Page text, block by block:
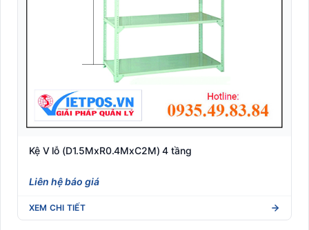
Kệ V lỗ (D1.5MxR0.4MxC2M) 4 tầng
Liên hệ báo giá
XEM CHI TIẾT